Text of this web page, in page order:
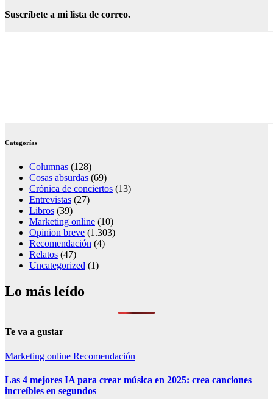
Suscríbete a mi lista de correo.
Categorías
Columnas (128)
Cosas absurdas (69)
Crónica de conciertos (13)
Entrevistas (27)
Libros (39)
Marketing online (10)
Opinion breve (1.303)
Recomendación (4)
Relatos (47)
Uncategorized (1)
Lo más leído
Te va a gustar
Marketing online Recomendación
Las 4 mejores IA para crear música en 2025: crea canciones
increíbles en segundos